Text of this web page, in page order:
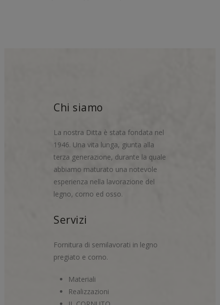
Chi siamo
La nostra Ditta è stata fondata nel
1946. Una vita lunga, giunta alla
terza generazione, durante la quale
abbiamo maturato una notevole
esperienza nella lavorazione del
legno, corno ed osso.
Servizi
Fornitura di semilavorati in legno
pregiato e corno.
Materiali
Realizzazioni